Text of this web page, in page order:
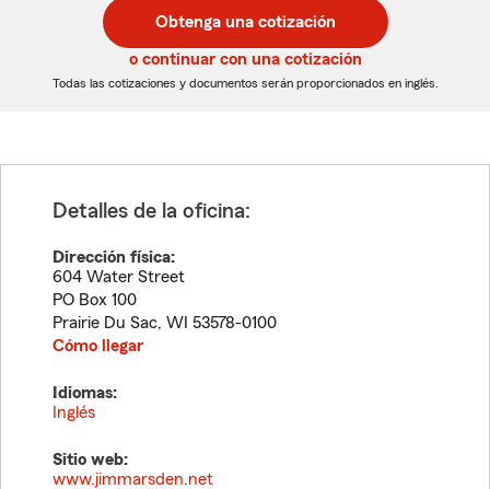
de
5
dígitos
de
5
dígitos
Obtenga una cotización
o continuar con una cotización
Todas las cotizaciones y documentos serán proporcionados en inglés.
Detalles de la oficina:
Dirección física:
604 Water Street
PO Box 100
Prairie Du Sac, WI 53578-0100
Cómo llegar
Idiomas:
Inglés
Sitio web:
www.jimmarsden.net